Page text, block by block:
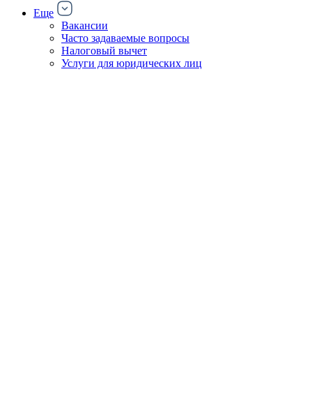
Еще
Вакансии
Часто задаваемые вопросы
Налоговый вычет
Услуги для юридических лиц